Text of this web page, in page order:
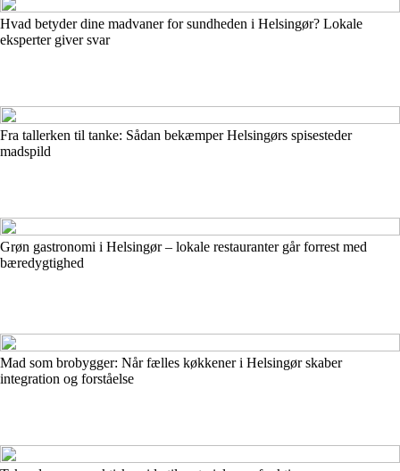
Hvad betyder dine madvaner for sundheden i Helsingør? Lokale
eksperter giver svar
Fra tallerken til tanke: Sådan bekæmper Helsingørs spisesteder
madspild
Grøn gastronomi i Helsingør – lokale restauranter går forrest med
bæredygtighed
Mad som brobygger: Når fælles køkkener i Helsingør skaber
integration og forståelse